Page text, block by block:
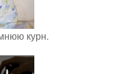
курн.